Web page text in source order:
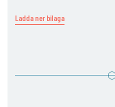
Ladda ner bilaga